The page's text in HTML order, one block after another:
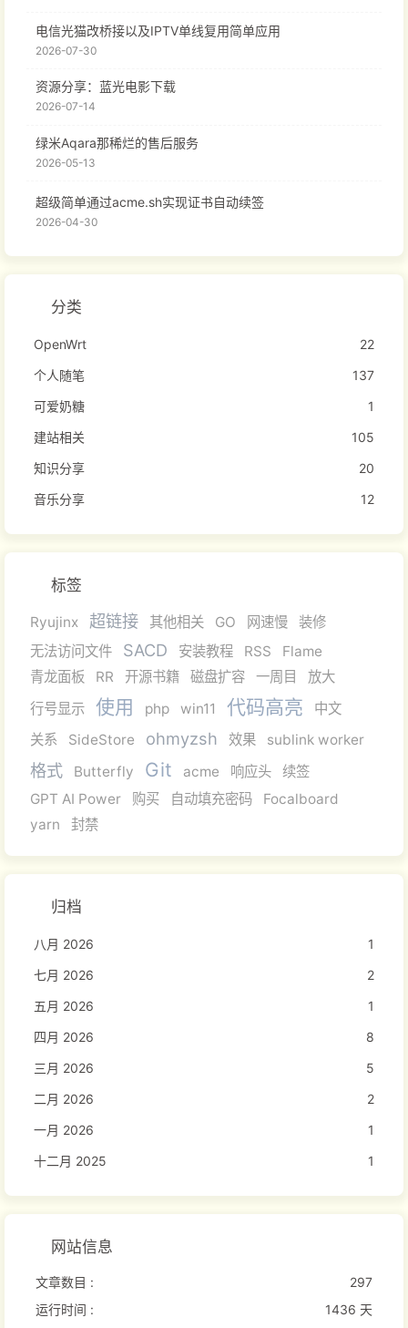
电信光猫改桥接以及IPTV单线复用简单应用
2026-07-30
资源分享：蓝光电影下载
2026-07-14
绿米Aqara那稀烂的售后服务
2026-05-13
超级简单通过acme.sh实现证书自动续签
2026-04-30
分类
OpenWrt
22
个人随笔
137
可爱奶糖
1
建站相关
105
知识分享
20
音乐分享
12
标签
Ryujinx 超链接 其他相关 GO 网速慢
装修
无法访问文件
SACD 安装教程 RSS
Flame
青龙面板
RR 开源书籍 磁盘扩容 一周目
放大
行号显示
使用 php win11 代码高亮
中文
关系
SideStore ohmyzsh 效果 sublink worker
格式 Butterfly Git acme 响应头
续签
GPT AI Power
购买 自动填充密码
Focalboard
yarn
封禁
归档
八月 2026
1
七月 2026
2
五月 2026
1
四月 2026
8
三月 2026
5
二月 2026
2
一月 2026
1
十二月 2025
1
网站信息
文章数目 :
297
运行时间 :
1436 天